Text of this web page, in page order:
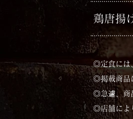
鶏唐揚
​◎定食には
◎掲載商品
◎急遽、商
​◎店舗によ